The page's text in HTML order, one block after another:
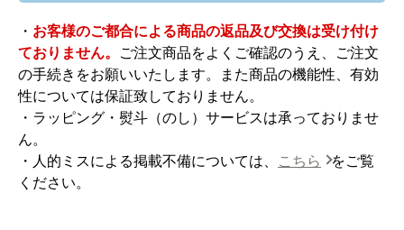
・ お客様のご都合による商品の返品及び交換は受け付け
ておりません。
ご注文商品をよくご確認のうえ、ご注文
の手続きをお願いいたします。また商品の機能性、有効
性については保証致しておりません。
・ラッピング・熨斗（のし）サービスは承っておりませ
ん。
・人的ミスによる掲載不備については、
こちら
をご覧
ください。